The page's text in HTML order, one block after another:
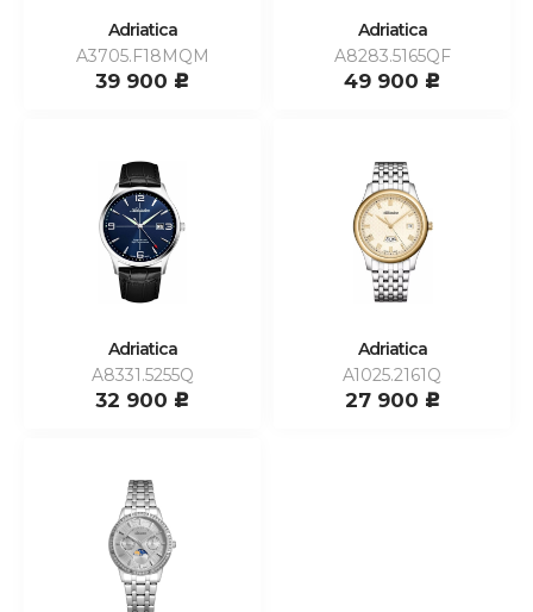
Adriatica
A3705.F18MQM
39 900 c
Adriatica
A8283.5165QF
49 900 c
Adriatica
A8331.5255Q
32 900 c
Adriatica
A1025.2161Q
27 900 c